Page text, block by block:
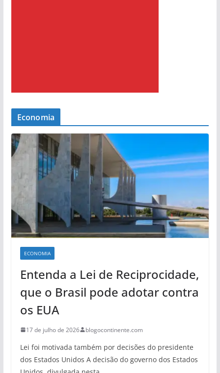
Economia
ECONOMIA
Entenda a Lei de Reciprocidade,
que o Brasil pode adotar contra
os EUA
17 de julho de 2026 blogocontinente.com
Lei foi motivada também por decisões do presidente
dos Estados Unidos A decisão do governo dos Estados